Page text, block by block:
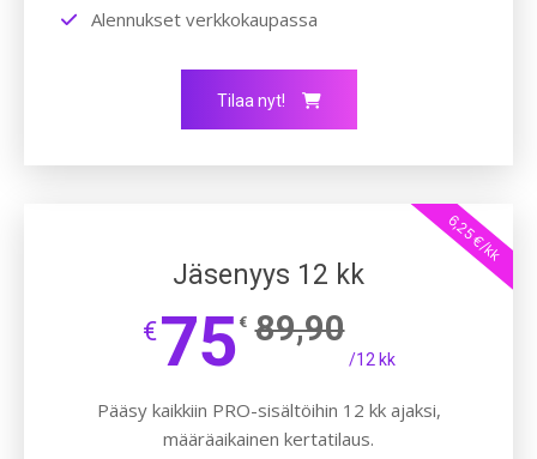
Alennukset verkkokaupassa
Tilaa nyt!
6,25 €/kk
Jäsenyys 12 kk
€75 € 89,90
/12 kk
Pääsy kaikkiin PRO-sisältöihin 12 kk ajaksi,
määräaikainen kertatilaus.